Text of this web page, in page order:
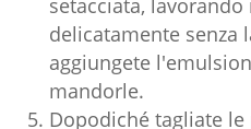
setacciata,
delicatamente senza
aggiungete
mandorle.
Dopodiché tagliate